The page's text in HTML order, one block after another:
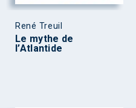
René Treuil
Le mythe de
l’Atlantide